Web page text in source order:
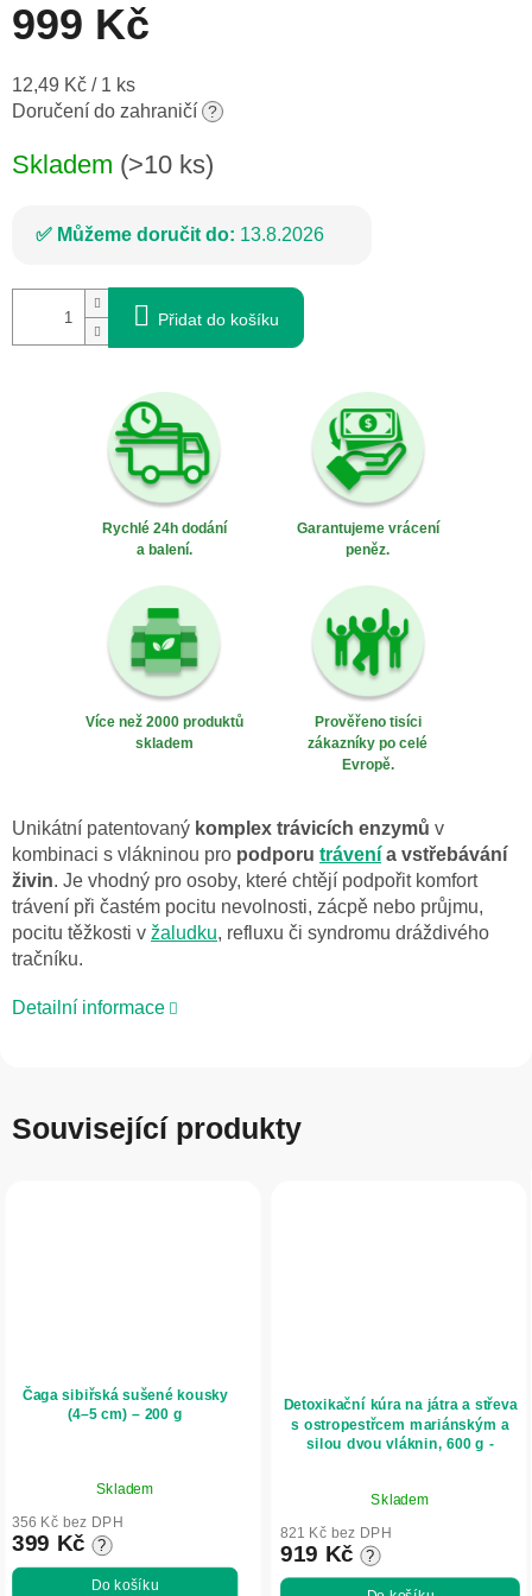
999 Kč
Měrná
cena:
12,49 Kč / 1 ks
Doručení do zahraničí ?
Skladem (>10 ks)
Můžeme doručit do: 13.8.2026
Přidat do košíku
Rychlé 24h dodání
a balení.
Garantujeme vrácení
peněz.
Více než 2000 produktů
skladem
Prověřeno tisíci
zákazníky po celé
Evropě.
Unikátní patentovaný komplex trávicích enzymů v
kombinaci s vlákninou pro podporu trávení a vstřebávání
živin. Je vhodný pro osoby, které chtějí podpořit komfort
trávení při častém pocitu nevolnosti, zácpě nebo průjmu,
pocitu těžkosti v žaludku, refluxu či syndromu dráždivého
tračníku.
Detailní informace
Související produkty
Čaga sibiřská sušené kousky
(4–5 cm) – 200 g
hodnocení
produktu
je
5,0
Skladem
356 Kč bez DPH
399 Kč ?
Do košíku
Detoxikační kúra na játra a střeva
s ostropestřcem mariánským a
silou dvou vláknin, 600 g -
produktu
je
5,0
Skladem
821 Kč bez DPH
919 Kč ?